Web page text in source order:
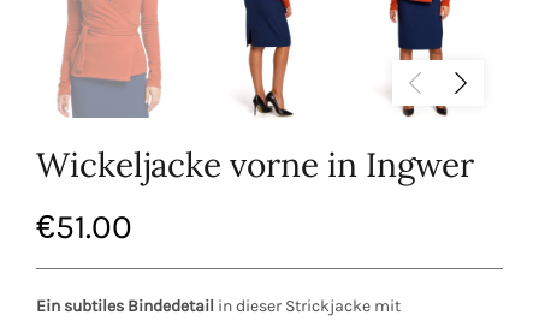
Wickeljacke vorne in Ingwer
€51.00
Ein subtiles Bindedetail in dieser Strickjacke mit